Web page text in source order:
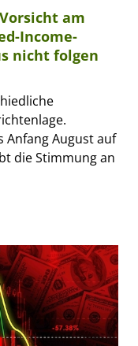
am
Income-
nicht folgen
Anfang August auf
die Stimmung an